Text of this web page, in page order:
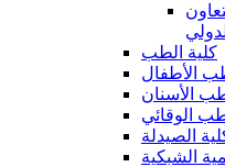
كلية الطب
الأطفال
الأسنان
الوقائي
الصيدلة
الشبكية